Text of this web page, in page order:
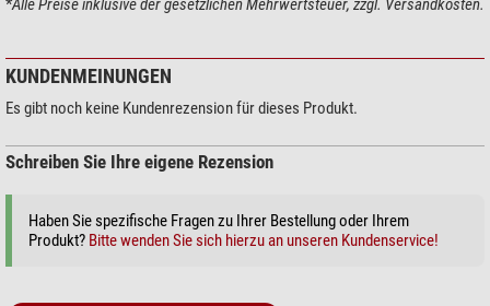
Hygrometer
Messbereich Außen (relative
Luftfeuchtigkeit %)
15 - 95
Messbereich Innen (relative
1 - 99
Auflösung (%) 1
Serie
Wezzer PLUS
KUNDENMEINUNGEN
Es gibt noch keine Kundenrezension für dieses Produkt.
Schreiben Sie Ihre eigene Rezension
Haben Sie spezifische Fragen zu Ihrer Bestellung oder Ihrem
Produkt? Bitte wenden Sie sich hierzu an unseren Kundenservice!